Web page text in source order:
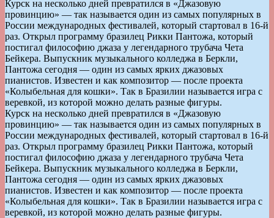
Курск на несколько дней превратился в «Джазовую
провинцию» — так называется один из самых популярных в
России международных фестивалей, который стартовал в 16-й
раз. Открыл программу бразилец Рикки Пантожа, который
постигал философию джаза у легендарного трубача Чета
Бейкера. Выпускник музыкального колледжа в Беркли,
Пантожа сегодня — один из самых ярких джазовых
пианистов. Известен и как композитор — после проекта
«Колыбельная для кошки». Так в Бразилии называется игра с
веревкой, из которой можно делать разные фигуры.
Курск на несколько дней превратился в «Джазовую
провинцию» — так называется один из самых популярных в
России международных фестивалей, который стартовал в 16-й
раз. Открыл программу бразилец Рикки Пантожа, который
постигал философию джаза у легендарного трубача Чета
Бейкера. Выпускник музыкального колледжа в Беркли,
Пантожа сегодня — один из самых ярких джазовых
пианистов. Известен и как композитор — после проекта
«Колыбельная для кошки». Так в Бразилии называется игра с
веревкой, из которой можно делать разные фигуры.